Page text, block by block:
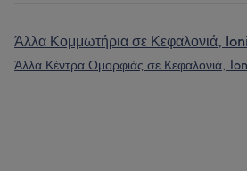
Άλλα Κομμωτήρια σε Κεφαλονιά,
Άλλα Κέντρα Ομορφιάς σε Κεφαλονιά,